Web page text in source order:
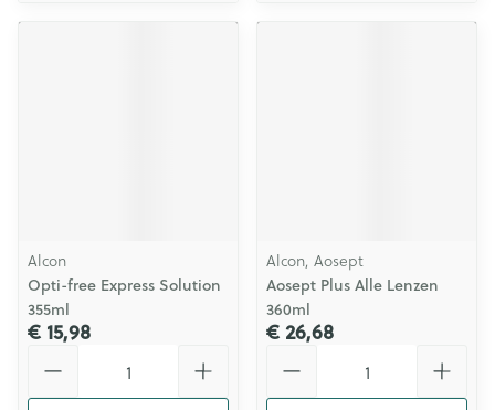
Alcon
Opti-free Express Solution
355ml
€ 15,98
Alcon, Aosept
Aosept Plus Alle Lenzen
360ml
€ 26,68